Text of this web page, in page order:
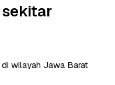
wilayah Jawa Barat